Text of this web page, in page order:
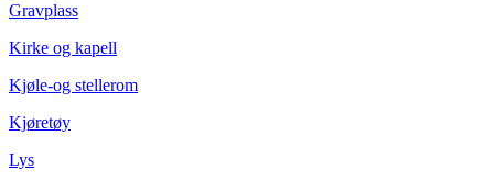
Gravplass
Kirke og kapell
Kjøle-og stellerom
Kjøretøy
Lys